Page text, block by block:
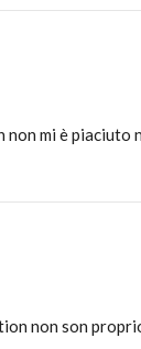
mi è piaciuto
non son